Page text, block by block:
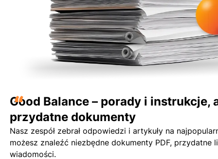
“
Good Balance – porady i instrukcje,
przydatne dokumenty
Nasz zespół zebrał odpowiedzi i artykuły na
możesz znaleźć niezbędne dokumenty PDF, przydatne
wiadomości.